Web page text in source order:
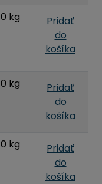
0 kg
Pridať
do
košíka
0 kg
Pridať
do
košíka
0 kg
Pridať
do
košíka